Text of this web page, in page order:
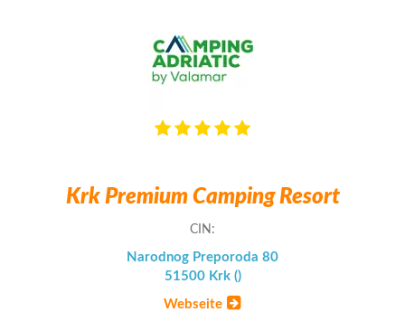
Krk Premium Camping Resort
CIN:
Narodnog Preporoda 80
51500 Krk ()
Webseite